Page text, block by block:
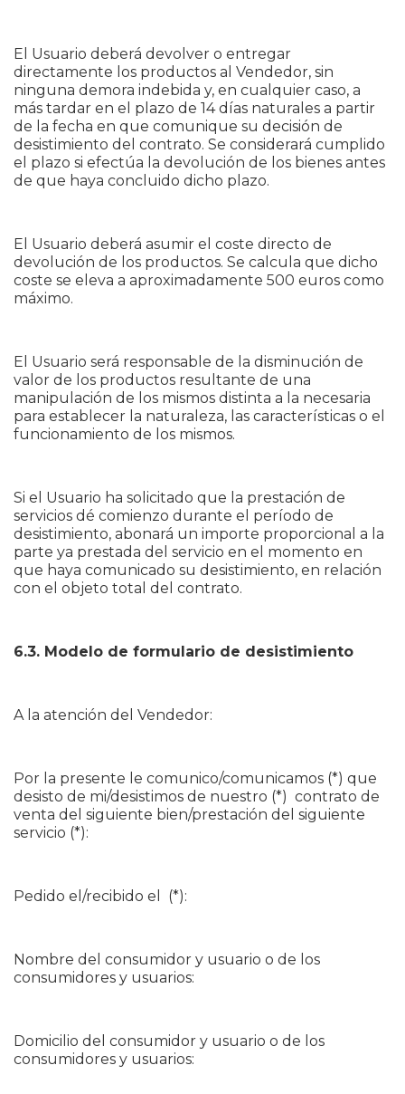
El Usuario deberá devolver o entregar
directamente los productos al Vendedor, sin
ninguna demora indebida y, en cualquier caso, a
más tardar en el plazo de 14 días naturales a partir
de la fecha en que comunique su decisión de
desistimiento del contrato. Se considerará cumplido
el plazo si efectúa la devolución de los bienes antes
de que haya concluido dicho plazo.
El Usuario deberá asumir el coste directo de
devolución de los productos. Se calcula que dicho
coste se eleva a aproximadamente 500 euros como
máximo.
El Usuario será responsable de la disminución de
valor de los productos resultante de una
manipulación de los mismos distinta a la necesaria
para establecer la naturaleza, las características o el
funcionamiento de los mismos.
Si el Usuario ha solicitado que la prestación de
servicios dé comienzo durante el período de
desistimiento, abonará un importe proporcional a la
parte ya prestada del servicio en el momento en
que haya comunicado su desistimiento, en relación
con el objeto total del contrato.
6.3. Modelo de formulario de desistimiento
A la atención del Vendedor:
Por la presente le comunico/comunicamos (*) que
desisto de mi/desistimos de nuestro (*) contrato de
venta del siguiente bien/prestación del siguiente
servicio (*):
Pedido el/recibido el (*):
Nombre del consumidor y usuario o de los
consumidores y usuarios:
Domicilio del consumidor y usuario o de los
consumidores y usuarios: